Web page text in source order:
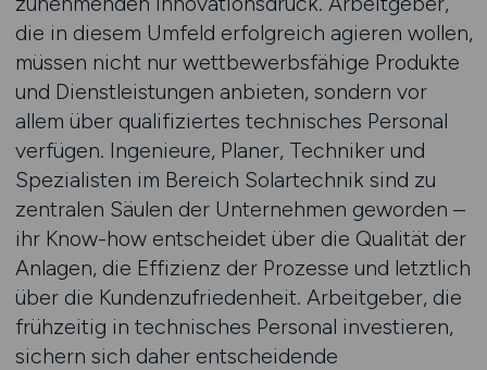
die in diesem Umfeld erfolgreich agieren wollen,
müssen nicht nur wettbewerbsfähige Produkte
und Dienstleistungen anbieten, sondern vor
allem über qualifiziertes technisches Personal
verfügen. Ingenieure, Planer, Techniker und
Spezialisten im Bereich Solartechnik sind zu
zentralen Säulen der Unternehmen geworden –
ihr Know-how entscheidet über die Qualität der
Anlagen, die Effizienz der Prozesse und letztlich
über die Kundenzufriedenheit. Arbeitgeber, die
frühzeitig in technisches Personal investieren,
sichern sich daher entscheidende